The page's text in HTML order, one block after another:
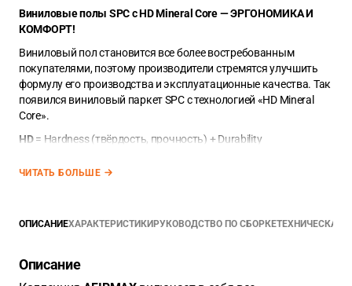
Виниловые полы SPC с HD Mineral Core — ЭРГОНОМИКА И
КОМФОРТ!
Виниловый пол становится все более востребованным
покупателями, поэтому производители стремятся улучшить
формулу его производства и эксплуатационные качества. Так
появился виниловый паркет SPC с технологией «HD Mineral
Core».
HD= Hardness (твёрдость, прочность) + Durability
Твёрдость и долговечность природных минералов (
Напольное покрытие от Arbiton произведённое с применением
и эксплуатационным характеристикам выбивается в лидеры
по напольным покрытиям. Более подробно о нём, можно
ЧИТАТЬ БОЛЬШЕ
ОПИСАНИЕХАРАКТЕРИСТИКИРУКОВОДСТВО ПО СБОРКЕТЕХНИЧЕСКАЯ
Описание